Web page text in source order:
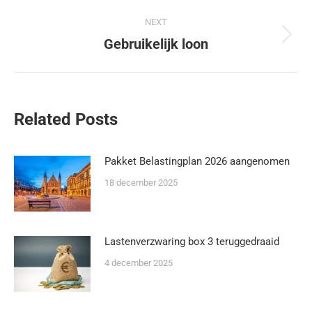
NEXT
Gebruikelijk loon
Related Posts
Pakket Belastingplan 2026 aangenomen
18 december 2025
Lastenverzwaring box 3 teruggedraaid
4 december 2025